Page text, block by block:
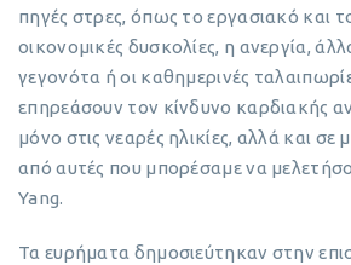
πηγές στρες, όπως το εργασιακό και
οικονομικές δυσκολίες, η ανεργία,
γεγονότα ή οι καθημερινές
επηρεάσουν τον κίνδυνο καρδιακής
μόνο στις νεαρές ηλικίες, αλλά και σε
από αυτές που μπορέσαμε να
Yang.
Τα ευρήματα δημοσιεύτηκαν στην